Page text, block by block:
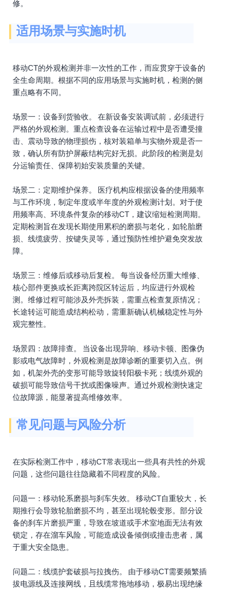
修。
适用场景与实施时机
移动CT的外观检测并非一次性的工作，而应贯穿于设备的
全生命周期。根据不同的应用场景与实施时机，检测的侧
重点略有不同。
场景一：设备到货验收。 在新设备安装调试前，必须进行
严格的外观检测。重点检查设备在运输过程中是否遭受撞
击、震动导致的物理损伤，核对装箱单与实物外观是否一
致，确认所有防护屏蔽结构完好无损。此阶段的检测是划
分运输责任、保障初始安装质量的关键。
场景二：定期维护保养。 医疗机构应根据设备的使用频率
与工作环境，制定年度或半年度的外观检测计划。对于使
用频率高、环境条件复杂的移动CT，建议缩短检测周期。
定期检测旨在发现长期使用累积的磨损与老化，如轮胎磨
损、线缆疲劳、按键失灵等，通过预防性维护避免突发故
障。
场景三：维修后或移动后复检。 每当设备经历重大维修、
核心部件更换或长距离跨院区转运后，均应进行外观检
测。维修过程可能涉及外壳拆装，需重点检查复原情况；
长途转运可能造成结构松动，需重新确认机械稳定性与外
观完整性。
场景四：故障排查。 当设备出现异响、移动卡顿、图像伪
影或电气故障时，外观检测是故障诊断的重要切入点。例
如，机架外壳的变形可能导致旋转阳极卡死；线缆外观的
破损可能导致信号干扰或图像噪声。通过外观检测快速定
位故障源，能显著提高维修效率。
常见问题与风险分析
在实际检测工作中，移动CT常表现出一些具有共性的外观
问题，这些问题往往隐藏着不同程度的风险。
问题一：移动轮系磨损与刹车失效。 移动CT自重较大，长
期推行会导致轮胎磨损不均，甚至出现轮毂变形。部分设
备的刹车片磨损严重，导致在坡道或手术室地面无法有效
锁定，存在溜车风险，可能造成设备倾倒或撞击患者，属
于重大安全隐患。
问题二：线缆护套破损与拉拽伤。 由于移动CT需要频繁插
拔电源线及连接网线，且线缆常拖地移动，极易出现绝缘